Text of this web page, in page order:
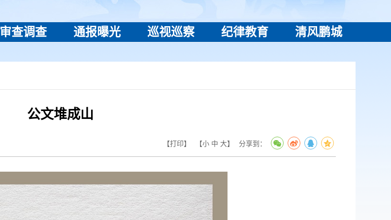
审查调查 通报曝光 巡视巡察 纪律教育 清风鹏城
公文堆成山
【打印】 【小 中 大】 分享到：